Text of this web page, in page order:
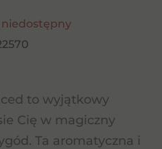
to wyjątkowy
Cię w magiczny
Ta aromatyczna i